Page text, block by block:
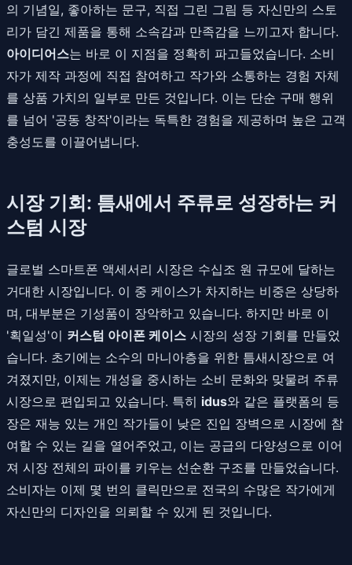
의 기념일, 좋아하는 문구, 직접 그린 그림 등 자신만의 스토
리가 담긴 제품을 통해 소속감과 만족감을 느끼고자 합니다.
아이디어스는 바로 이 지점을 정확히 파고들었습니다. 소비
자가 제작 과정에 직접 참여하고 작가와 소통하는 경험 자체
를 상품 가치의 일부로 만든 것입니다. 이는 단순 구매 행위
를 넘어 '공동 창작'이라는 독특한 경험을 제공하며 높은 고객
충성도를 이끌어냅니다.
시장 기회: 틈새에서 주류로 성장하는 커
스텀 시장
글로벌 스마트폰 액세서리 시장은 수십조 원 규모에 달하는
거대한 시장입니다. 이 중 케이스가 차지하는 비중은 상당하
며, 대부분은 기성품이 장악하고 있습니다. 하지만 바로 이
'획일성'이 커스텀 아이폰 케이스 시장의 성장 기회를 만들었
습니다. 초기에는 소수의 마니아층을 위한 틈새시장으로 여
겨졌지만, 이제는 개성을 중시하는 소비 문화와 맞물려 주류
시장으로 편입되고 있습니다. 특히 idus와 같은 플랫폼의 등
장은 재능 있는 개인 작가들이 낮은 진입 장벽으로 시장에 참
여할 수 있는 길을 열어주었고, 이는 공급의 다양성으로 이어
져 시장 전체의 파이를 키우는 선순환 구조를 만들었습니다.
소비자는 이제 몇 번의 클릭만으로 전국의 수많은 작가에게
자신만의 디자인을 의뢰할 수 있게 된 것입니다.